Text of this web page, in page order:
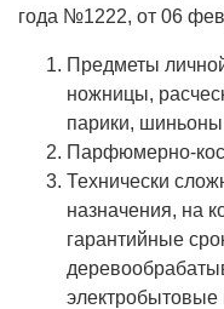
года №1222, от 06
Предметы
ножницы,
парики,
Парфюмерно-
Технически
назначения, на
гарантийные